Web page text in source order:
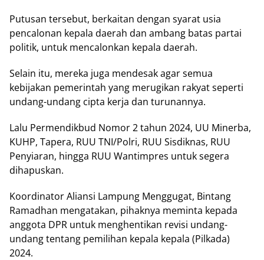
Putusan tersebut, berkaitan dengan syarat usia
pencalonan kepala daerah dan ambang batas partai
politik, untuk mencalonkan kepala daerah.
Selain itu, mereka juga mendesak agar semua
kebijakan pemerintah yang merugikan rakyat seperti
undang-undang cipta kerja dan turunannya.
Lalu Permendikbud Nomor 2 tahun 2024, UU Minerba,
KUHP, Tapera, RUU TNI/Polri, RUU Sisdiknas, RUU
Penyiaran, hingga RUU Wantimpres untuk segera
dihapuskan.
Koordinator Aliansi Lampung Menggugat, Bintang
Ramadhan mengatakan, pihaknya meminta kepada
anggota DPR untuk menghentikan revisi undang-
undang tentang pemilihan kepala kepala (Pilkada)
2024.